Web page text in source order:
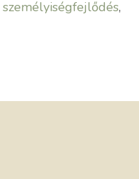
személyiségfejlődés,